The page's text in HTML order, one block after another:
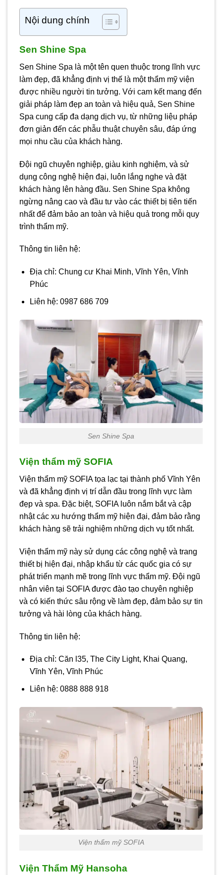
Nội dung chính
Sen Shine Spa
Sen Shine Spa là một tên quen thuộc trong lĩnh vực
làm đẹp, đã khẳng định vị thế là một thẩm mỹ viện
được nhiều người tin tưởng. Với cam kết mang đến
giải pháp làm đẹp an toàn và hiệu quả, Sen Shine
Spa cung cấp đa dạng dịch vụ, từ những liệu pháp
đơn giản đến các phẫu thuật chuyên sâu, đáp ứng
mọi nhu cầu của khách hàng.
Đội ngũ chuyên nghiệp, giàu kinh nghiệm, và sử
dụng công nghệ hiện đại, luôn lắng nghe và đặt
khách hàng lên hàng đầu. Sen Shine Spa không
ngừng nâng cao và đầu tư vào các thiết bị tiên tiến
nhất để đảm bảo an toàn và hiệu quả trong mỗi quy
trình thẩm mỹ.
Thông tin liên hệ:
Địa chỉ: Chung cư Khai Minh, Vĩnh Yên, Vĩnh
Phúc
Liên hệ: 0987 686 709
Sen Shine Spa
Viện thẩm mỹ SOFIA
Viện thẩm mỹ SOFIA tọa lạc tại thành phố Vĩnh Yên
và đã khẳng định vị trí dẫn đầu trong lĩnh vực làm
đẹp và spa. Đặc biệt, SOFIA luôn nắm bắt và cập
nhật các xu hướng thẩm mỹ hiện đại, đảm bảo rằng
khách hàng sẽ trải nghiệm những dịch vụ tốt nhất.
Viện thẩm mỹ này sử dụng các công nghệ và trang
thiết bị hiện đại, nhập khẩu từ các quốc gia có sự
phát triển mạnh mẽ trong lĩnh vực thẩm mỹ. Đội ngũ
nhân viên tại SOFIA được đào tạo chuyên nghiệp
và có kiến thức sâu rộng về làm đẹp, đảm bảo sự tin
tưởng và hài lòng của khách hàng.
Thông tin liên hệ:
Địa chỉ: Căn l35, The City Light, Khai Quang,
Vĩnh Yên, Vĩnh Phúc
Liên hệ: 0888 888 918
Viện thẩm mỹ SOFIA
Viện Thẩm Mỹ Hansoha